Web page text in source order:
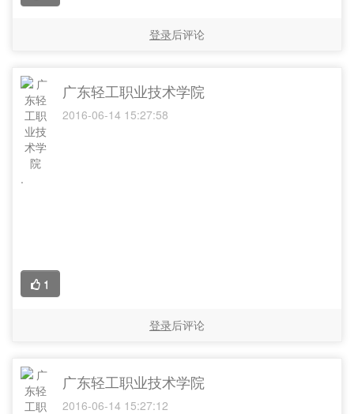
登录后评论
广东轻工职业技术学院
2016-06-14 15:27:58
.
1
登录后评论
广东轻工职业技术学院
2016-06-14 15:27:12